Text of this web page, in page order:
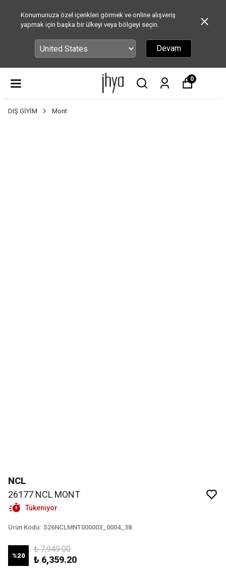
Konumunuza özel içerikleri görmek ve online alışveriş
yapmak için başka bir ülkeyi veya bölgeyi seçin.
Devam
0
DIŞ GİYİM Mont
NCL
26177 NCL MONT
Tükeniyor
Ürün Kodu: S26NCLMNT000003_0004_38
%20
₺ 7,949.00
₺ 6,359.20